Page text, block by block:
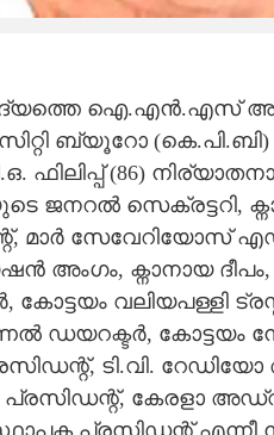
ഐ.എൻ.എസ്
ബ്യൂറോ
ഫിലിപ്പ് (86)​
ജനറൽ
മാർ സേവേറിയോസ്
അംഗം,​ ക്നാനായ
കോട്ടയം
ഡയറക്ടർ,​ കോട്ടയം
ടി.വി.
കേരളാ
പ്രസിഡന്റ് എന്നീ